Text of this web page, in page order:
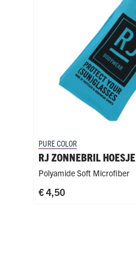
PURE COLOR
RJ ZONNEBRIL HOESJE
Polyamide Soft Microfiber
€ 4,50